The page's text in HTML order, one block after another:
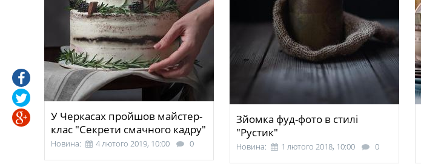
У Черкасах пройшов майстер-
клас "Секрети смачного кадру"
Новина: 4 лютого 2019, 10:00 0
Зйомка фуд-фото в стилі
"Рустик"
Новина: 1 лютого 2018, 10:00 0